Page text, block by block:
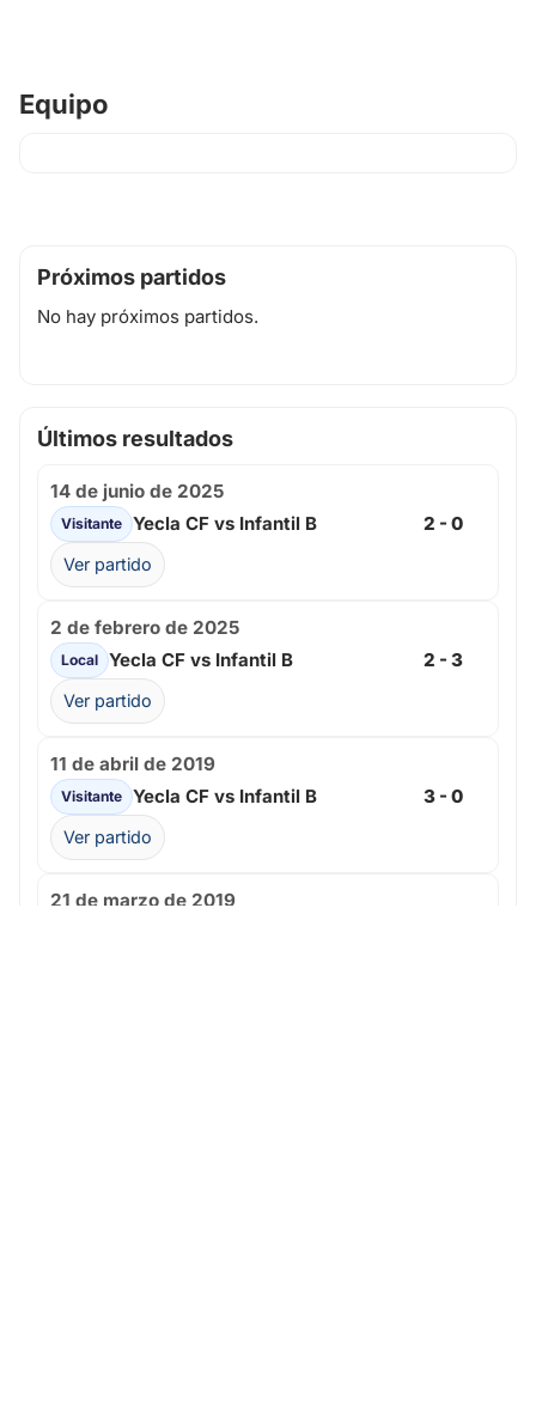
Equipo
Próximos partidos
No hay próximos partidos.
Últimos resultados
14 de junio de 2025
Visitante Yecla CF vs Infantil B 2 - 0
Ver partido
2 de febrero de 2025
Local Yecla CF vs Infantil B 2 - 3
Ver partido
11 de abril de 2019
Visitante Yecla CF vs Infantil B 3 - 0
Ver partido
21 de marzo de 2019